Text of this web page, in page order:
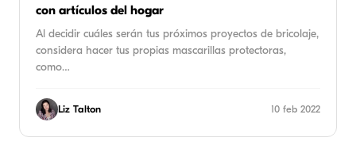
con artículos del hogar
Al decidir cuáles serán tus próximos proyectos de bricolaje,
considera hacer tus propias mascarillas protectoras,
como…
Liz Talton 10 feb 2022